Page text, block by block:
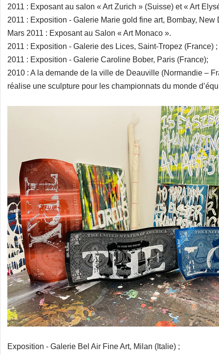
2011 : Exposant au salon « Art Zurich » (Suisse) et « Art
2011 : Exposition - Galerie Marie gold fine art, Bombay, New
Mars 2011 : Exposant au Salon « Art Monaco ».
2011 : Exposition - Galerie des Lices, Saint-Tropez (France) ;
2011 : Exposition - Galerie Caroline Bober, Paris (France);
2010 : A la demande de la ville de Deauville (Normandie –
réalise une sculpture pour les championnats du monde
Exposition - Galerie Bel Air Fine Art, Milan (Italie) ;